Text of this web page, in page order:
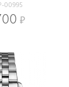
00995